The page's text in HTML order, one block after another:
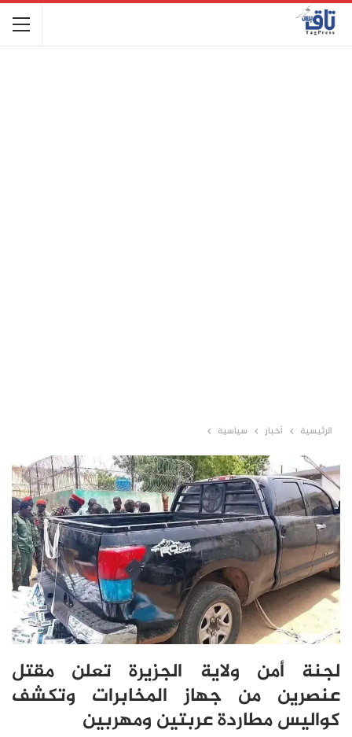
الرئيسية أخبار سياسية
لجنة أمن ولاية الجزيرة تعلن مقتل
عنصرين من جهاز المخابرات وتكشف
كواليس مطاردة عربتين ومهربين